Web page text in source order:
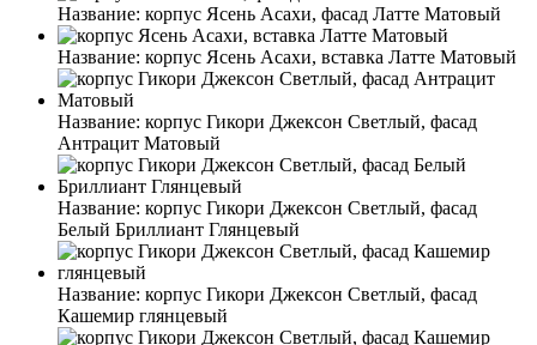
Название: корпус Ясень Асахи, фасад Латте Матовый
Название: корпус Ясень Асахи, вставка Латте Матовый
Название: корпус Гикори Джексон Светлый, фасад
Антрацит Матовый
Название: корпус Гикори Джексон Светлый, фасад
Белый Бриллиант Глянцевый
Название: корпус Гикори Джексон Светлый, фасад
Кашемир глянцевый